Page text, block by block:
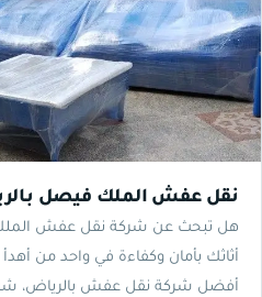
نقل عفش الملك فيصل
هل تبحث عن شركة نقل عفش
أثاثك بأمان وكفاءة في واحد من أهدأ
أفضل شركة نقل عفش بالرياض،